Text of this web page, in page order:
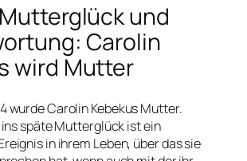
und
Carolin
wird Mutter
wurde Carolin Kebekus Mutter.
späte Mutterglück ist ein
in ihrem Leben, über das sie